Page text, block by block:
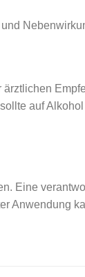
auf
Eine
Anwendung